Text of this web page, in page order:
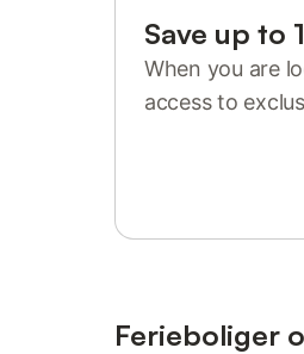
Save up to
When you are
access to
Ferieboliger